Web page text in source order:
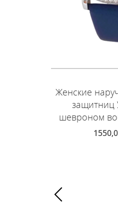
Женские
защитниц
шевроном